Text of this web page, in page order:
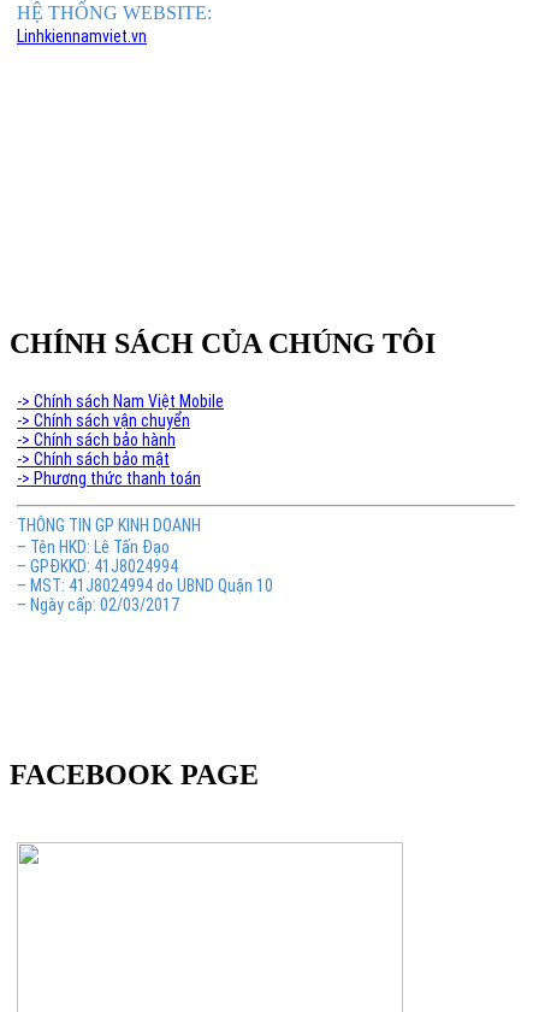
HỆ THỐNG WEBSITE:
Linhkiennamviet.vn
CHÍNH SÁCH CỦA CHÚNG TÔI
-> Chính sách Nam Việt Mobile
-> Chính sách vận chuyển
-> Chính sách bảo hành
-> Chính sách bảo mật
-> Phương thức thanh toán
THÔNG TIN GP KINH DOANH
– Tên HKD: Lê Tấn Đạo
– GPĐKKD: 41J8024994
– MST: 41J8024994 do UBND Quận 10
– Ngày cấp: 02/03/2017
FACEBOOK PAGE